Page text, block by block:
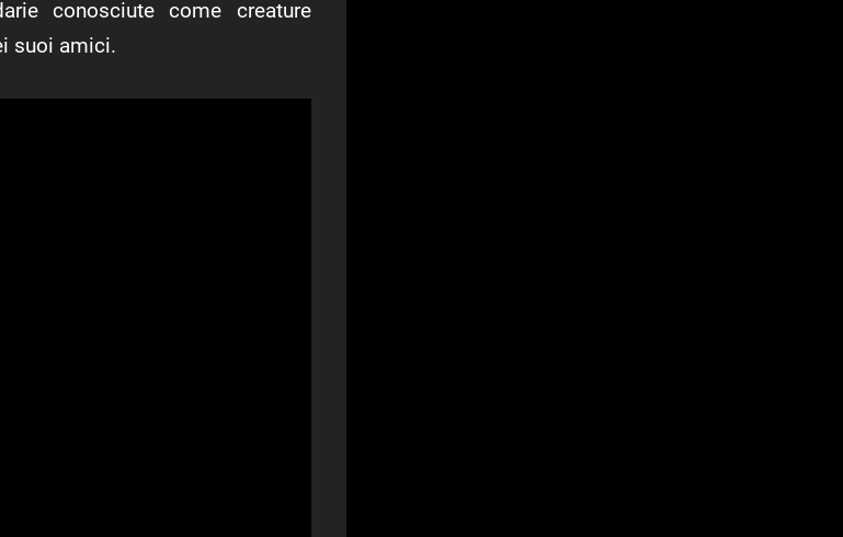
conosciute come creature
suoi amici.